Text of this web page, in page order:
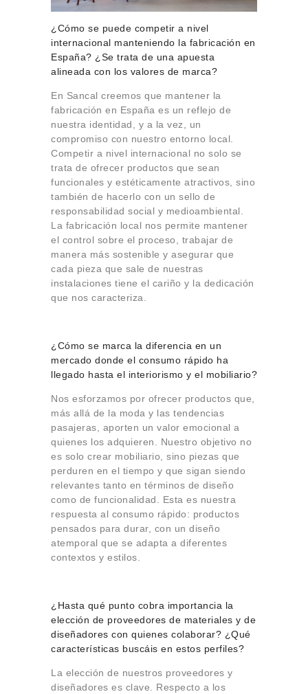
¿Cómo se puede competir a nivel
internacional manteniendo la fabricación en
España? ¿Se trata de una apuesta
alineada con los valores de marca?
En Sancal creemos que mantener la
fabricación en España es un reflejo de
nuestra identidad, y a la vez, un
compromiso con nuestro entorno local.
Competir a nivel internacional no solo se
trata de ofrecer productos que sean
funcionales y estéticamente atractivos, sino
también de hacerlo con un sello de
responsabilidad social y medioambiental.
La fabricación local nos permite mantener
el control sobre el proceso, trabajar de
manera más sostenible y asegurar que
cada pieza que sale de nuestras
instalaciones tiene el cariño y la dedicación
que nos caracteriza.
¿Cómo se marca la diferencia en un
mercado donde el consumo rápido ha
llegado hasta el interiorismo y el mobiliario?
Nos esforzamos por ofrecer productos que,
más allá de la moda y las tendencias
pasajeras, aporten un valor emocional a
quienes los adquieren. Nuestro objetivo no
es solo crear mobiliario, sino piezas que
perduren en el tiempo y que sigan siendo
relevantes tanto en términos de diseño
como de funcionalidad. Esta es nuestra
respuesta al consumo rápido: productos
pensados para durar, con un diseño
atemporal que se adapta a diferentes
contextos y estilos.
¿Hasta qué punto cobra importancia la
elección de proveedores de materiales y de
diseñadores con quienes colaborar? ¿Qué
características buscáis en estos perfiles?
La elección de nuestros proveedores y
diseñadores es clave. Respecto a los